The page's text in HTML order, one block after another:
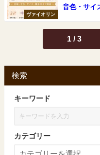
ヴァイオリン
音色・サイ
1 / 3
検索
キーワード
カテゴリー